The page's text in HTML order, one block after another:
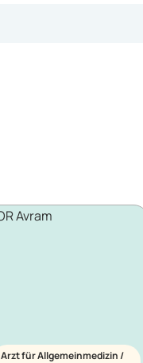
Arzt für Allgemeinmedizin /